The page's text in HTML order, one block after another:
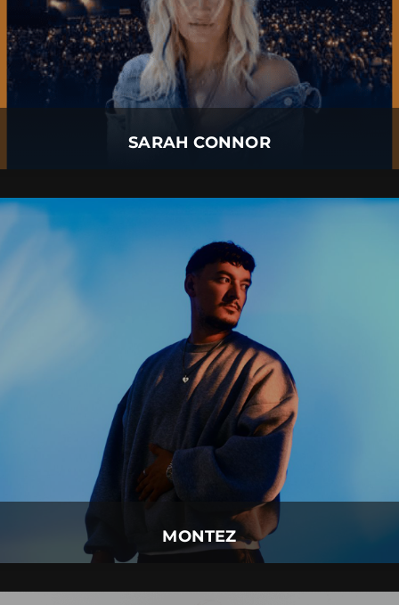
SARAH CONNOR
MONTEZ
MONTEZ
MONTEZ
Donnerstag |
Mehr Details